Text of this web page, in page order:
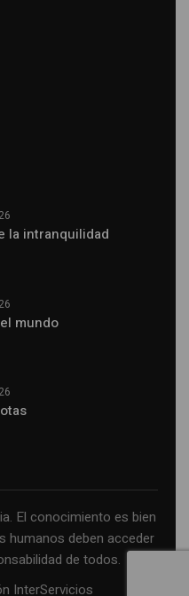
la intranquilidad
mundo
El conocimiento es bien
humanos deben acceder
de todos.
InterServicios